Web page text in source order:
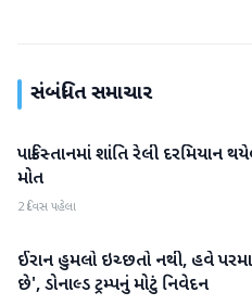
સંબંધિત સમાચાર
આંતરરાષ્ટ્રીય
પાકિસ્તાનમાં શાંતિ રેલી દરમિયાન
મોત
2 દિવસ પહેલા
આંતરરાષ્ટ્રીય
ઈરાન હુમલો ઇચ્છતો નથી, હવે
છે', ડોનાલ્ડ ટ્રમ્પનું મોટું નિવેદન